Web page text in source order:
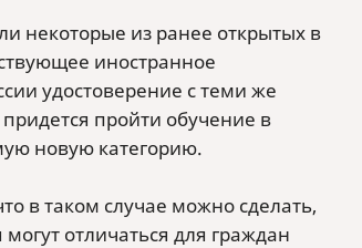
некоторые из ранее открытых в
иностранное
удостоверение с теми же
пройти обучение в
новую категорию.
в таком случае можно сделать,
отличаться для граждан